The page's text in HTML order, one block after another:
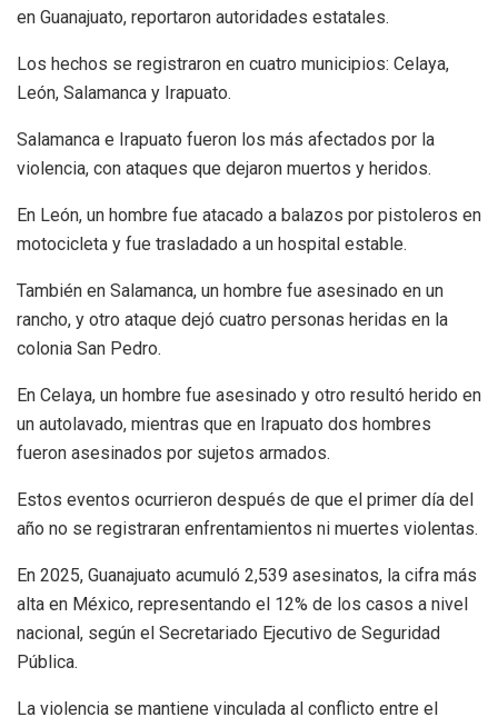
en Guanajuato, reportaron autoridades estatales.
Los hechos se registraron en cuatro municipios: Celaya,
León, Salamanca y Irapuato.
Salamanca e Irapuato fueron los más afectados por la
violencia, con ataques que dejaron muertos y heridos.
En León, un hombre fue atacado a balazos por pistoleros en
motocicleta y fue trasladado a un hospital estable.
También en Salamanca, un hombre fue asesinado en un
rancho, y otro ataque dejó cuatro personas heridas en la
colonia San Pedro.
En Celaya, un hombre fue asesinado y otro resultó herido en
un autolavado, mientras que en Irapuato dos hombres
fueron asesinados por sujetos armados.
Estos eventos ocurrieron después de que el primer día del
año no se registraran enfrentamientos ni muertes violentas.
En 2025, Guanajuato acumuló 2,539 asesinatos, la cifra más
alta en México, representando el 12% de los casos a nivel
nacional, según el Secretariado Ejecutivo de Seguridad
Pública.
La violencia se mantiene vinculada al conflicto entre el